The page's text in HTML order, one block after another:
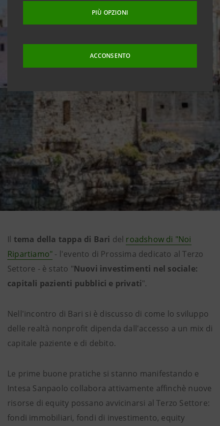
PIÙ OPZIONI
ACCONSENTO
Il tema della tappa di Bari del roadshow di "Noi
Ripartiamo" - l'evento di Prossima dedicato al Terzo
Settore - è stato "Nuovi investimenti nel sociale:
capitali pazienti pubblici e privati".
Nell'incontro di Bari si è discusso di come lo sviluppo
delle realtà nonprofit dipenda dall'accesso a un mix di
capitale paziente e di debito.
Le prime buone pratiche si stanno manifestando e
Intesa Sanpaolo collabora attivamente affinchè nuove
risorse di equity possano avvicinarsi al Terzo Settore:
fondi immobiliari, fondi di investimento, equity